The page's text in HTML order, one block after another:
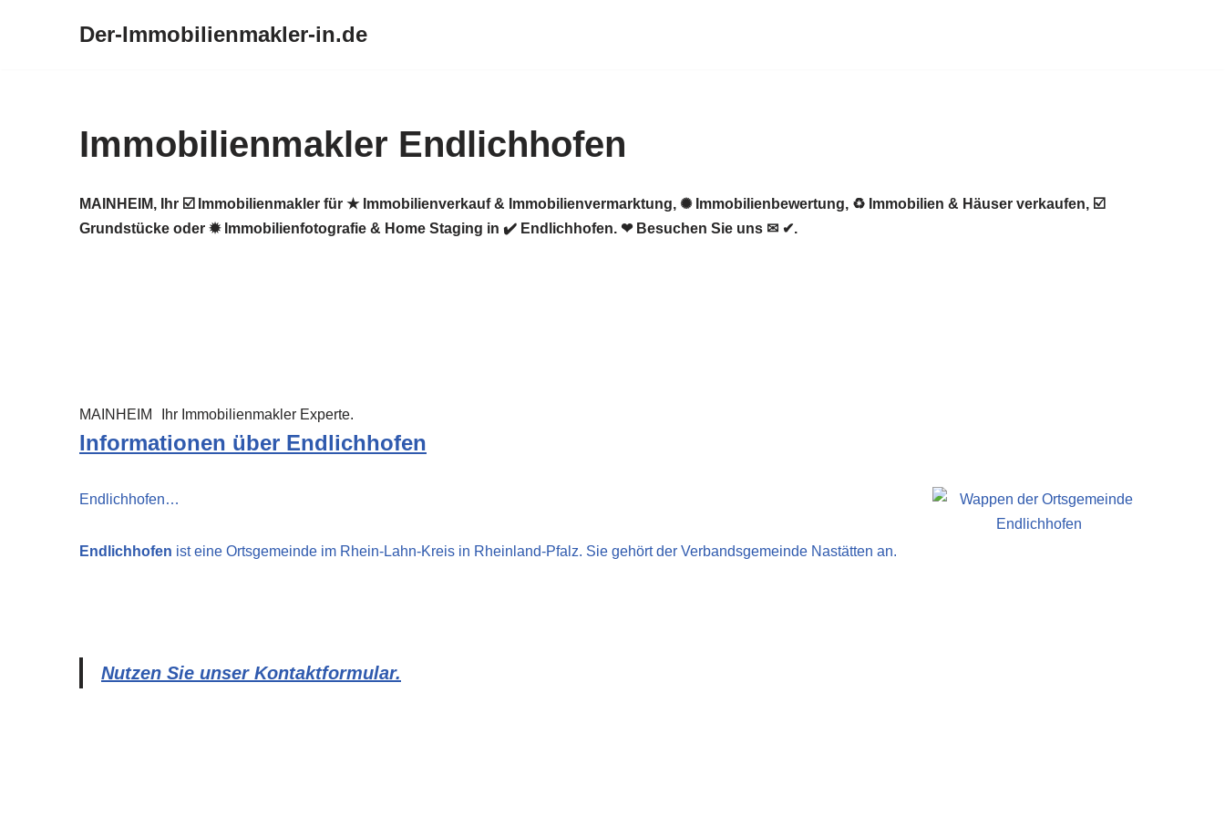
Der-Immobilienmakler-in.de
Immobilienmakler Endlichhofen
MAINHEIM, Ihr ☑️ Immobilienmakler für ★ Immobilienverkauf & Immobilienvermarktung, ✺ Immobilienbewertung, ♻ Immobilien & Häuser verkaufen, ☑️
Grundstücke oder ✹ Immobilienfotografie & Home Staging in ✔️ Endlichhofen. ❤ Besuchen Sie uns ✉ ✔.
MAINHEIM Ihr Immobilienmakler Experte.
Informationen über Endlichhofen
Endlichhofen…
Endlichhofen ist eine Ortsgemeinde im Rhein-Lahn-Kreis in Rheinland-Pfalz. Sie gehört der Verbandsgemeinde Nastätten an.
Nutzen Sie unser Kontaktformular.